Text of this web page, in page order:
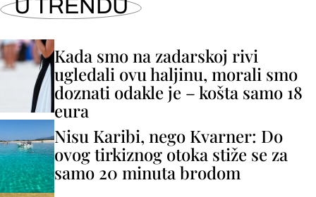
U TRENDU
Kada smo na zadarskoj rivi
ugledali ovu haljinu, morali smo
doznati odakle je – košta samo 18
eura
Nisu Karibi, nego Kvarner: Do
ovog tirkiznog otoka stiže se za
samo 20 minuta brodom